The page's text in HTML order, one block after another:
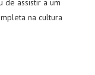
de assistir a um
na cultura